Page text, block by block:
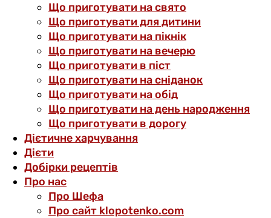
Що приготувати на свято
Що приготувати для дитини
Що приготувати на пікнік
Що приготувати на вечерю
Що приготувати в піст
Що приготувати на сніданок
Що приготувати на обід
Що приготувати на день народження
Що приготувати в дорогу
Дієтичне харчування
Дієти
Добірки рецептів
Про нас
Про Шефа
Про сайт klopotenko.com